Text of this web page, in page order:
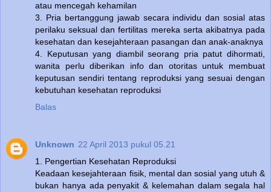
atau mencegah kehamilan
3. Pria bertanggung jawab secara individu dan sosial atas
perilaku seksual dan fertilitas mereka serta akibatnya pada
kesehatan dan kesejahteraan pasangan dan anak-anaknya
4. Keputusan yang diambil seorang pria patut dihormati,
wanita perlu diberikan info dan otoritas untuk membuat
keputusan sendiri tentang reproduksi yang sesuai dengan
kebutuhan kesehatan reproduksi
Balas
Unknown 22 April 2013 pukul 05.21
1. Pengertian Kesehatan Reproduksi
Keadaan kesejahteraan fisik, mental dan sosial yang utuh &
bukan hanya ada penyakit & kelemahan dalam segala hal